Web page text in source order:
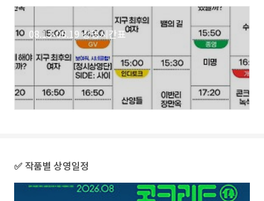
08.13-08.19 상영시간표
✅ 작품별 상영일정